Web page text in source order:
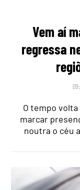
Vem aí
regressa
O tempo
marcar
noutra o céu